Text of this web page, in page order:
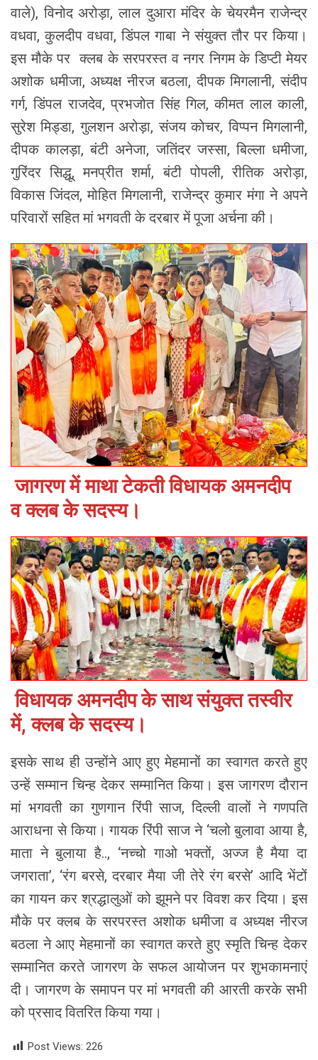
वाले), विनोद अरोड़ा, लाल दुआरा मंदिर के चेयरमैन राजेन्द्र
वधवा, कुलदीप वधवा, डिंपल गाबा ने संयुक्त तौर पर किया।
इस मौके पर क्लब के सरपरस्त व नगर निगम के डिप्टी मेयर
अशोक धमीजा, अध्यक्ष नीरज बठला, दीपक मिगलानी, संदीप
गर्ग, डिंपल राजदेव, प्रभजोत सिंह गिल, कीमत लाल काली,
सुरेश मिड्डा, गुलशन अरोड़ा, संजय कोचर, विप्पन मिगलानी,
दीपक कालड़ा, बंटी अनेजा, जतिंदर जस्सा, बिल्ला धमीजा,
गुरिंदर सिद्धू, मनप्रीत शर्मा, बंटी पोपली, रीतिक अरोड़ा,
विकास जिंदल, मोहित मिगलानी, राजेन्द्र कुमार मंगा ने अपने
परिवारों सहित मां भगवती के दरबार में पूजा अर्चना की।
जागरण में माथा टेकती विधायक अमनदीप
व क्लब के सदस्य।
विधायक अमनदीप के साथ संयुक्त तस्वीर
में, क्लब के सदस्य।
इसके साथ ही उन्होंने आए हुए मेहमानों का स्वागत करते हुए
उन्हें सम्मान चिन्ह देकर सम्मानित किया। इस जागरण दौरान
मां भगवती का गुणगान रिंपी साज, दिल्ली वालों ने गणपति
आराधना से किया। गायक रिंपी साज ने ‘चलो बुलावा आया है,
माता ने बुलाया है.., ‘नच्चो गाओ भक्तों, अज्ज है मैया दा
जगराता’, ‘रंग बरसे, दरबार मैया जी तेरे रंग बरसे’ आदि भेंटों
का गायन कर श्रद्धालुओं को झूमने पर विवश कर दिया। इस
मौके पर क्लब के सरपरस्त अशोक धमीजा व अध्यक्ष नीरज
बठला ने आए मेहमानों का स्वागत करते हुए स्मृति चिन्ह देकर
सम्मानित करते जागरण के सफल आयोजन पर शुभकामनाएं
दी। जागरण के समापन पर मां भगवती की आरती करके सभी
को प्रसाद वितरित किया गया।
Post Views: 226